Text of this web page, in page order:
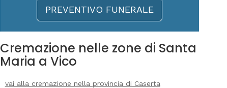
PREVENTIVO FUNERALE
Cremazione nelle zone di Santa
Maria a Vico
vai alla cremazione nella provincia di Caserta